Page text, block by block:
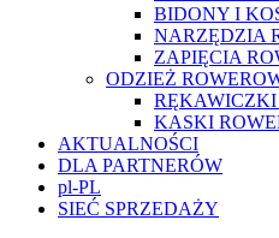
BIDONY I
NARZĘDZIA
ZAPIĘCIA
ODZIEŻ
RĘKAWICZKI
KASKI
AKTUALNOŚCI
DLA PARTNERÓW
pl-PL
SIEĆ SPRZEDAŻY